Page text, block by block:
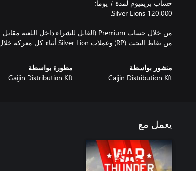
من نقاط البحث (RP) وعملات Silver Lion أثناء كل معركة خلال عدد معين من الأيام.
منشور بواسطة
Gaijin Distribution Kft
مطورة بواسطة
Gaijin Distribution Kft
يعمل مع